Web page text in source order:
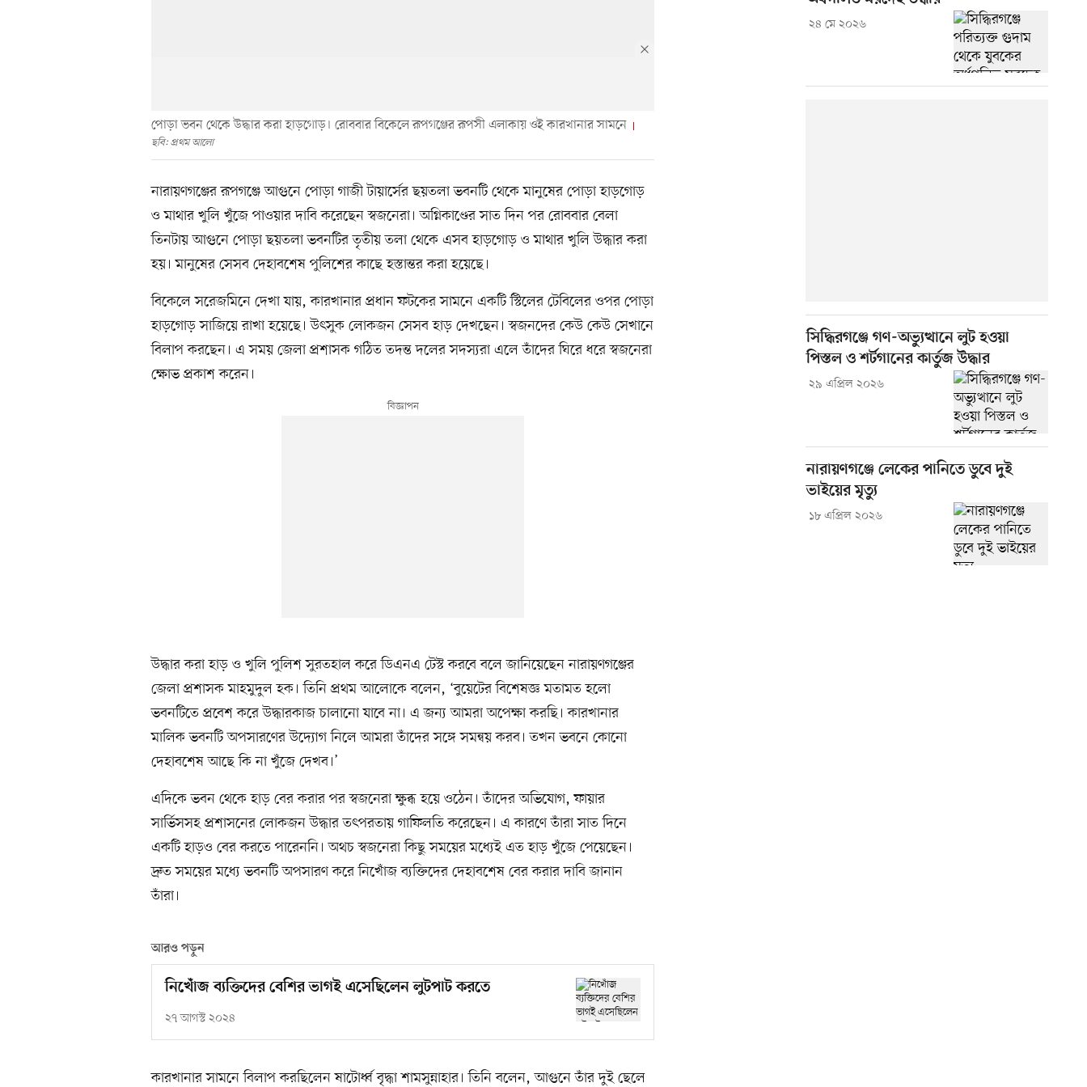
পোড়া ভবন থেকে উদ্ধার করা হাড়গোড়। রোববার বিকেলে রূপগঞ্জের রূপসী এলাকায় ওই কারখানার সামনে
ছবি: প্রথম আলো
নারায়ণগঞ্জের রূপগঞ্জে আগুনে পোড়া গাজী টায়ার্সের ছয়তলা ভবনটি থেকে মানুষের পোড়া হাড়গোড়
ও মাথার খুলি খুঁজে পাওয়ার দাবি করেছেন স্বজনেরা। অগ্নিকাণ্ডের সাত দিন পর রোববার বেলা
তিনটায় আগুনে পোড়া ছয়তলা ভবনটির তৃতীয় তলা থেকে এসব হাড়গোড় ও মাথার খুলি উদ্ধার করা
হয়। মানুষের সেসব দেহাবশেষ পুলিশের কাছে হস্তান্তর করা হয়েছে।
বিকেলে সরেজমিনে দেখা যায়, কারখানার প্রধান ফটকের সামনে একটি স্টিলের টেবিলের ওপর পোড়া
হাড়গোড় সাজিয়ে রাখা হয়েছে। উৎসুক লোকজন সেসব হাড় দেখছেন। স্বজনদের কেউ কেউ সেখানে
বিলাপ করছেন। এ সময় জেলা প্রশাসক গঠিত তদন্ত দলের সদস্যরা এলে তাঁদের ঘিরে ধরে স্বজনেরা
ক্ষোভ প্রকাশ করেন।
উদ্ধার করা হাড় ও খুলি পুলিশ সুরতহাল করে ডিএনএ টেস্ট করবে বলে জানিয়েছেন নারায়ণগঞ্জের
জেলা প্রশাসক মাহমুদুল হক। তিনি প্রথম আলোকে বলেন, ‘বুয়েটের বিশেষজ্ঞ মতামত হলো
ভবনটিতে প্রবেশ করে উদ্ধারকাজ চালানো যাবে না। এ জন্য আমরা অপেক্ষা করছি। কারখানার
মালিক ভবনটি অপসারণের উদ্যোগ নিলে আমরা তাঁদের সঙ্গে সমন্বয় করব। তখন ভবনে কোনো
দেহাবশেষ আছে কি না খুঁজে দেখব।’
এদিকে ভবন থেকে হাড় বের করার পর স্বজনেরা ক্ষুব্ধ হয়ে ওঠেন। তাঁদের অভিযোগ, ফায়ার
সার্ভিসসহ প্রশাসনের লোকজন উদ্ধার তৎপরতায় গাফিলতি করেছেন। এ কারণে তাঁরা সাত দিনে
একটি হাড়ও বের করতে পারেননি। অথচ স্বজনেরা কিছু সময়ের মধ্যেই এত হাড় খুঁজে পেয়েছেন।
দ্রুত সময়ের মধ্যে ভবনটি অপসারণ করে নিখোঁজ ব্যক্তিদের দেহাবশেষ বের করার দাবি জানান
তাঁরা।
আরও পড়ুন
নিখোঁজ ব্যক্তিদের বেশির ভাগই এসেছিলেন লুটপাট করতে
২৭ আগস্ট ২০২৪
কারখানার সামনে বিলাপ করছিলেন ষাটোর্ধ্ব বৃদ্ধা শামসুন্নাহার। তিনি বলেন, আগুনে তাঁর দুই ছেলে
২৪ মে ২০২৬
সিদ্ধিরগঞ্জে গণ-অভ্যুত্থানে লুট হওয়া
পিস্তল ও শর্টগানের কার্তুজ উদ্ধার
২৯ এপ্রিল ২০২৬
নারায়ণগঞ্জে লেকের পানিতে ডুবে দুই
ভাইয়ের মৃত্যু
১৮ এপ্রিল ২০২৬